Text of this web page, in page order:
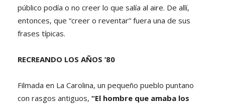
público podía o no creer lo que salía al aire. De allí,
entonces, que “creer o reventar” fuera una de sus
frases típicas.
RECREANDO LOS AÑOS ’80
Filmada en La Carolina, un pequeño pueblo puntano
con rasgos antiguos, “El hombre que amaba los